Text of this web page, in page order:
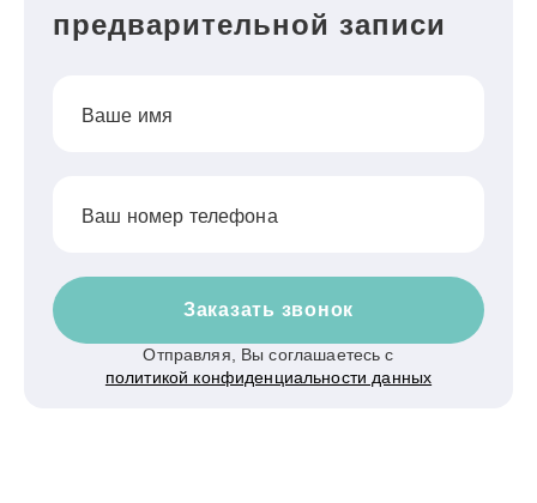
предварительной записи
Ваше имя
Ваш номер телефона
Заказать звонок
Отправляя, Вы соглашаетесь с
политикой конфиденциальности данных